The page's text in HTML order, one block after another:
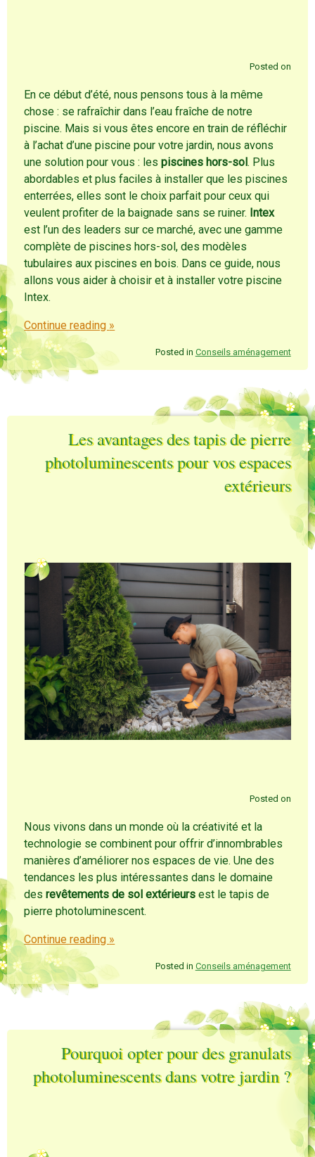
Posted on
En ce début d’été, nous pensons tous à la même
chose : se rafraîchir dans l’eau fraîche de notre
piscine. Mais si vous êtes encore en train de réfléchir
à l’achat d’une piscine pour votre jardin, nous avons
une solution pour vous : lespiscines hors-sol. Plus
abordables et plus faciles à installer que les piscines
enterrées, elles sont le choix parfait pour ceux qui
veulent profiter de la baignade sans se ruiner. Intex
est l’un des leaders sur ce marché, avec une gamme
complète de piscines hors-sol, des modèles
tubulaires aux piscines en bois. Dans ce guide, nous
allons vous aider à choisir et à installer votre piscine
Intex.
Continue reading »
Posted in Conseils aménagement
Les avantages des tapis de pierre
photoluminescents pour vos espaces
extérieurs
Posted on
Nous vivons dans un monde où la créativité et la
technologie se combinent pour offrir d’innombrables
manières d’améliorer nos espaces de vie. Une des
tendances les plus intéressantes dans le domaine
desrevêtements de sol extérieurs est le tapis de
pierre photoluminescent.
Continue reading »
Posted in Conseils aménagement
Pourquoi opter pour des granulats
photoluminescents dans votre jardin ?